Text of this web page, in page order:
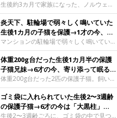
@muumuu62197189紹介するのは、
X（旧Twitter）ユーザー
@muumuu62197189さんの愛猫・ティダ
ちゃん（取材時6才）の成長記録です。こ
ちらは、生後3カ月ごろのティダちゃん。
飼い主さんが出会ったのは、夜から大雨に
なると予報されていた日の夕方でした。花
壇で動けずにいた子猫保護したばかりのテ
ィダちゃん。@muumuu62197189飼い主
さんは、公園の
落ち着く姿に「迎えてよかった」
生後約3カ月で家族になった、ノルウェー
ジャンフォレストキャットの子猫。お迎え
翌日には、すでに家でくつろぐ様子を見せ
ていました。お迎え翌日、ベッドでうとう
とするむうちゃんお迎え翌日のむうちゃ
ん。@umimugi0304紹介するのは、
Instagramユーザー@umimugi0304さんの
愛猫・むうちゃん（撮影時、生後約3カ月
／ノルウェージャンフォレストキャッ
ト）。こちらは、お迎え翌日に撮影された
一枚。ゴハンをお腹いっぱい食べたむうち
ゃんは眠くなり、飼い主さん夫婦のベッド
でうとうとし始めたのだとか。飼い主さ
炎天下、駐輪場で弱々しく鳴いていた
生後1カ月の子猫を保護→1才の今、筋
肉質でツンデレなコに成長
マンションの駐輪場で弱々しく鳴いてい
た、生後1カ月ほどの子猫。家族に迎えら
れてから1年、体も行動も大きく成長しま
した。炎天下の駐輪場で鳴いていた小さな
子猫保護当時のモモちゃん。@Kingponzu
紹介するのは、X（旧Twitter）ユーザー
@Kingponzuさんの愛猫・モモちゃん（取
材時1才）の成長記録です。こちらは、モ
モちゃんが生後1カ月ごろに撮影された一
体重200g台だった生後1カ月半の保護
子猫兄妹→6才の今、寄り添って眠る姿
にほっこり！
体重200g台だった2匹の保護子猫。飼い主
さんの家族になってから6年、ともに成長
するなかで、2匹の関係にも少しずつ変化
が見られました。家族になったばかりの小
さな兄妹猫（写真上から）妹猫・てんちゃ
ゴミ袋に入れられていた生後2〜3週齢
の保護子猫→6才の今は「大黒柱」
生後2〜3週齢ごろに、ゴミ袋の中で見つか